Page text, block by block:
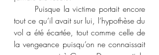
tout ce qu’il avait sur lui, l’hypothèse du
vol a été écartée, tout comme celle de
la vengeance puisqu’on ne connaissait